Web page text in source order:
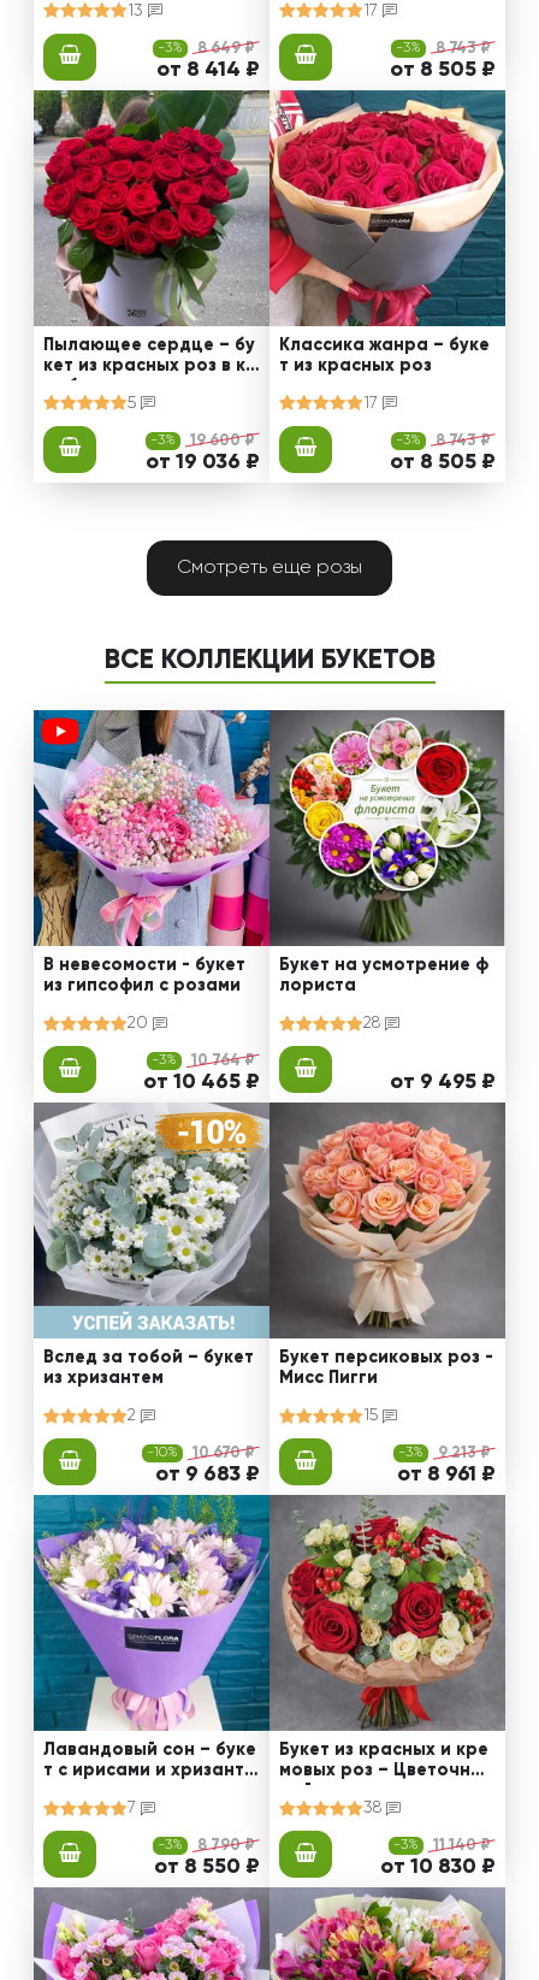
13
-3% 8 649 ₽
от 8 414 ₽
17
-3% 8 743 ₽
от 8 505 ₽
Пылающее сердце – бу
кет из красных роз в ко
робке
5
-3% 19 600 ₽
от 19 036 ₽
Классика жанра – буке
т из красных роз
17
-3% 8 743 ₽
от 8 505 ₽
Смотреть еще розы
ВСЕ КОЛЛЕКЦИИ БУКЕТОВ
В невесомости - букет
из гипсофил с розами
20
-3% 10 764 ₽
от 10 465 ₽
Букет на усмотрение ф
лориста
28
от 9 495 ₽
Вслед за тобой – букет
из хризантем
2
-10% 10 670 ₽
от 9 683 ₽
Букет персиковых роз -
Мисс Пигги
15
-3% 9 213 ₽
от 8 961 ₽
Лавандовый сон – буке
т с ирисами и хризанте
7
-3% 8 790 ₽
от 8 550 ₽
Букет из красных и кре
мовых роз – Цветочный
38
-3% 11 140 ₽
от 10 830 ₽